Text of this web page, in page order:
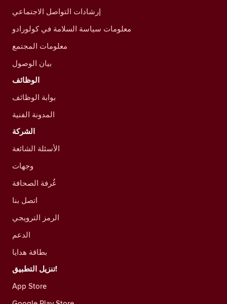
إرشادات التواصل الاجتماعي
معلومات سياسة السلامة في كولورادو
معلومات المجتمع
بيان الوصول
الوظائف
بوابة الوظائف
المدونة الفنية
الشركة
الأسئلة الشائعة
وجهات
غُرفة الصحافة
اتصل بنا
الرمز الترويجي
الدعم
بطاقة هدايا
تنزيل التطبيق!
App Store